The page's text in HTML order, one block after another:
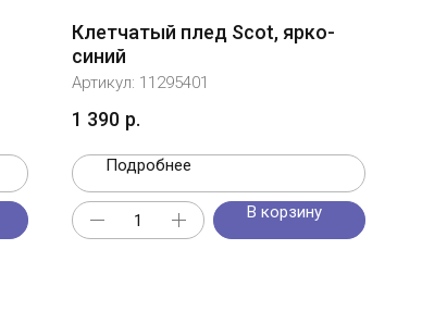
Клетчатый плед Scot, ярко-
синий
Артикул: 11295401
1 390 р.
Подробнее
В корзину